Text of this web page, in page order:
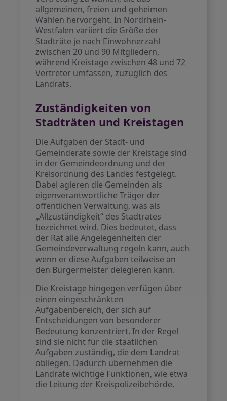
allgemeinen, freien und geheimen
Wahlen hervorgeht. In Nordrhein-
Westfalen variiert die Größe der
Stadträte je nach Einwohnerzahl
zwischen 20 und 90 Mitgliedern,
während Kreistage zwischen 48 und 72
Vertreter umfassen, zuzüglich des
Landrats.
Zuständigkeiten von
Stadträten und Kreistagen
Die Aufgaben der Stadt- und
Gemeinderäte sowie der Kreistage sind
in der Gemeindeordnung und der
Kreisordnung des Landes festgelegt.
Dabei agieren die Gemeinden als
eigenverantwortliche Träger der
öffentlichen Verwaltung, was als
„Allzuständigkeit“ des Stadtrates
bezeichnet wird. Dies bedeutet, dass
der Rat alle Angelegenheiten der
Gemeindeverwaltung regeln kann, auch
wenn er diese Aufgaben teilweise an
den Bürgermeister delegieren kann.
Die Kreistage hingegen verfügen über
einen eingeschränkten
Aufgabenbereich, der sich auf
Entscheidungen von besonderer
Bedeutung konzentriert. In der Regel
sind sie nicht für die staatlichen
Aufgaben zuständig, die dem Landrat
obliegen. Dadurch übernehmen die
Landräte wichtige Funktionen, wie etwa
die Leitung der Kreispolizeibehörde.